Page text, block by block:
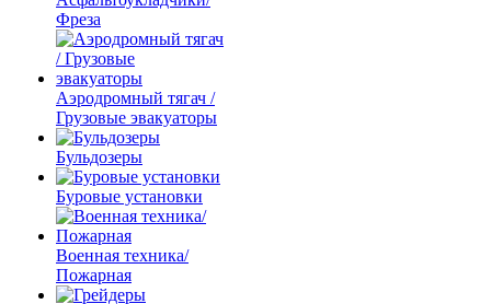
Фреза
Аэродромный тягач /
Грузовые эвакуаторы
Бульдозеры
Буровые установки
Военная техника/
Пожарная